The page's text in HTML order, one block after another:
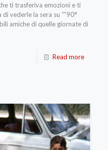
ti trasferiva emozioni e ti
vederle la sera su “”90°
amiche di quelle giornate di
Read more